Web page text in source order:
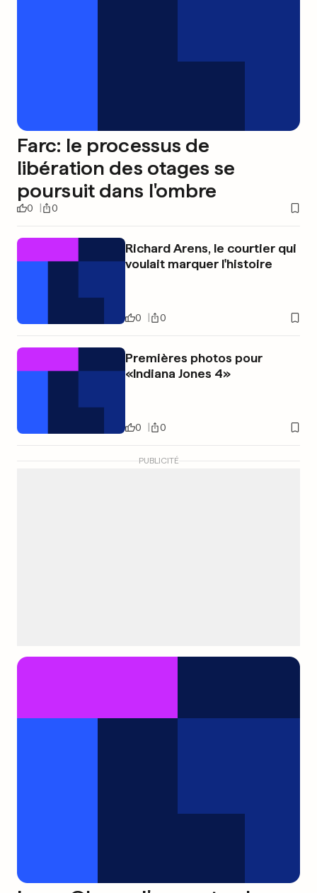
Farc: le processus de
libération des otages se
poursuit dans l'ombre
0 0
Richard Arens, le courtier qui
voulait marquer l'histoire
0 0
Premières photos pour
«Indiana Jones 4»
0 0
PUBLICITÉ